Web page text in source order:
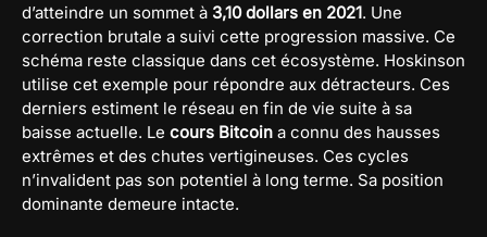
d’atteindre un sommet à 3,10 dollars en 2021. Une
correction brutale a suivi cette progression massive. Ce
schéma reste classique dans cet écosystème. Hoskinson
utilise cet exemple pour répondre aux détracteurs. Ces
derniers estiment le réseau en fin de vie suite à sa
baisse actuelle. Le cours Bitcoin a connu des hausses
extrêmes et des chutes vertigineuses. Ces cycles
n’invalident pas son potentiel à long terme. Sa position
dominante demeure intacte.